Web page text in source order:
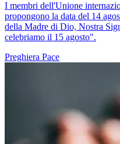
I membri dell'Unione
propongono la data del 14
della Madre di Dio, Nostra
celebriamo il 15 agosto".
Preghiera Pace